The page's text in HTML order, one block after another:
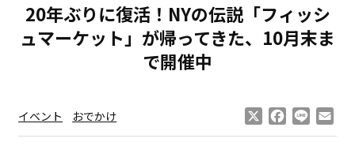
20年ぶりに復活！NYの伝説「フィッシ
ュマーケット」が帰ってきた、10月末ま
で開催中
イベント おでかけ Facebook
Line